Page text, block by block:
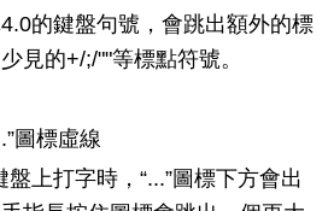
的鍵盤句號，會跳出額外的標
見的+/;/""等標點符號。
標虛線
打字時，“...”圖標下方會出